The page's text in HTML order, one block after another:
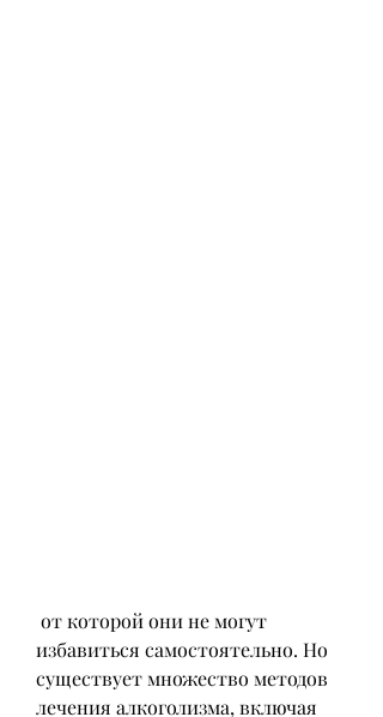
избавиться самостоятельно. Но
существует множество методов
лечения алкоголизма, включая